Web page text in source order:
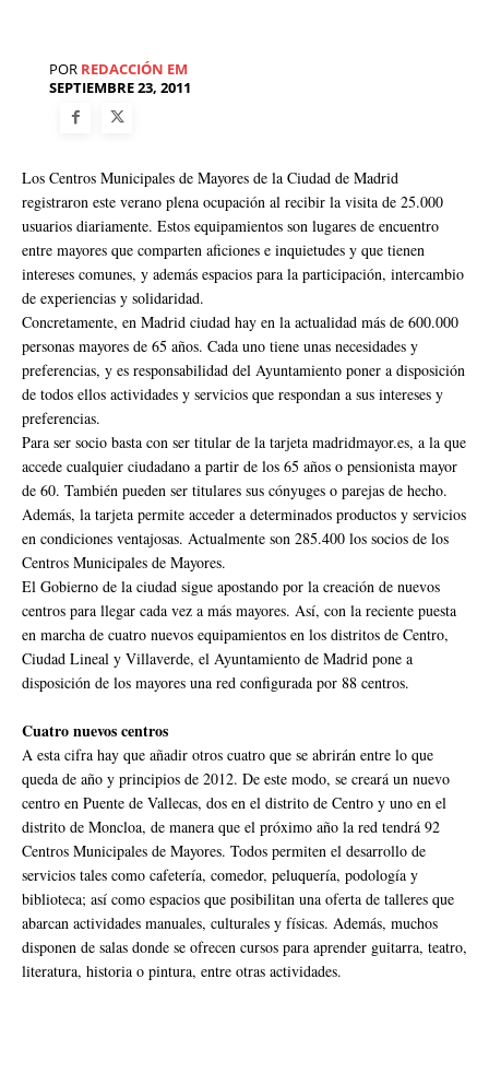
POR REDACCIÓN EM
SEPTIEMBRE 23, 2011
Los Centros Municipales de Mayores de la Ciudad de Madrid
registraron este verano plena ocupación al recibir la visita de 25.000
usuarios diariamente. Estos equipamientos son lugares de encuentro
entre mayores que comparten aficiones e inquietudes y que tienen
intereses comunes, y además espacios para la participación, intercambio
de experiencias y solidaridad.
Concretamente, en Madrid ciudad hay en la actualidad más de 600.000
personas mayores de 65 años. Cada uno tiene unas necesidades y
preferencias, y es responsabilidad del Ayuntamiento poner a disposición
de todos ellos actividades y servicios que respondan a sus intereses y
preferencias.
Para ser socio basta con ser titular de la tarjeta madridmayor.es, a la que
accede cualquier ciudadano a partir de los 65 años o pensionista mayor
de 60. También pueden ser titulares sus cónyuges o parejas de hecho.
Además, la tarjeta permite acceder a determinados productos y servicios
en condiciones ventajosas. Actualmente son 285.400 los socios de los
Centros Municipales de Mayores.
El Gobierno de la ciudad sigue apostando por la creación de nuevos
centros para llegar cada vez a más mayores. Así, con la reciente puesta
en marcha de cuatro nuevos equipamientos en los distritos de Centro,
Ciudad Lineal y Villaverde, el Ayuntamiento de Madrid pone a
disposición de los mayores una red configurada por 88 centros.
Cuatro nuevos centros
A esta cifra hay que añadir otros cuatro que se abrirán entre lo que
queda de año y principios de 2012. De este modo, se creará un nuevo
centro en Puente de Vallecas, dos en el distrito de Centro y uno en el
distrito de Moncloa, de manera que el próximo año la red tendrá 92
Centros Municipales de Mayores. Todos permiten el desarrollo de
servicios tales como cafetería, comedor, peluquería, podología y
biblioteca; así como espacios que posibilitan una oferta de talleres que
abarcan actividades manuales, culturales y físicas. Además, muchos
disponen de salas donde se ofrecen cursos para aprender guitarra, teatro,
literatura, historia o pintura, entre otras actividades.